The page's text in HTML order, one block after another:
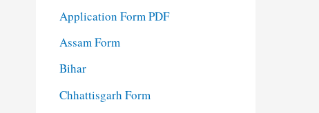
Application Form PDF
Assam Form
Bihar
Chhattisgarh Form